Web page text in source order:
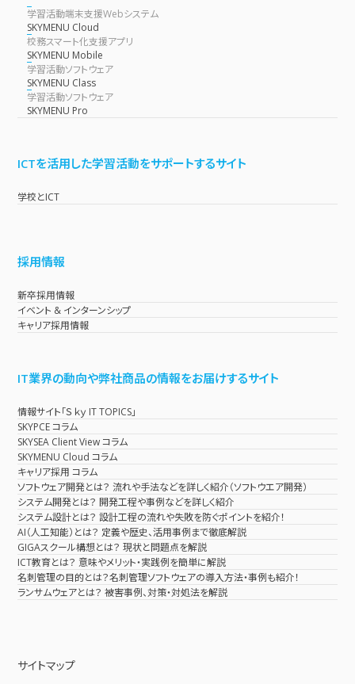
学習活動端末支援Webシステム
SKYMENU Cloud
校務スマート化支援アプリ
SKYMENU Mobile
学習活動ソフトウェア
SKYMENU Class
学習活動ソフトウェア
SKYMENU Pro
ICTを活用した学習活動をサポートするサイト
学校とICT
採用情報
新卒採用情報
イベント & インターンシップ
キャリア採用情報
IT業界の動向や弊社商品の情報をお届けするサイト
情報サイト「Ｓｋｙ IT TOPICS」
SKYPCE コラム
SKYSEA Client View コラム
SKYMENU Cloud コラム
キャリア採用 コラム
ソフトウェア開発とは？ 流れや手法などを詳しく紹介（ソフトウエア開発）
システム開発とは？ 開発工程や事例などを詳しく紹介
システム設計とは？ 設計工程の流れや失敗を防ぐポイントを紹介！
AI（人工知能）とは？ 定義や歴史、活用事例まで徹底解説
GIGAスクール構想とは？ 現状と問題点を解説
ICT教育とは？ 意味やメリット・実践例を簡単に解説
名刺管理の目的とは？名刺管理ソフトウェアの導入方法・事例も紹介！
ランサムウェアとは？ 被害事例、対策・対処法を解説
サイトマップ